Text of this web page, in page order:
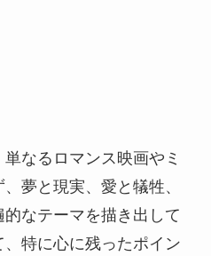
単なるロマンス映画やミ
夢と現実、愛と犠牲、
なテーマを描き出して
特に心に残ったポイン